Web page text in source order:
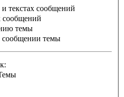
текстах сообщений
сообщений
темы
сообщении темы